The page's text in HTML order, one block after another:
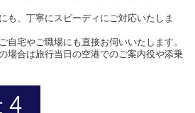
も、丁寧にスピーディにご対応いたしま
自宅やご職場にも直接お伺いいたします。
場合は旅行当日の空港でのご案内役や添乗